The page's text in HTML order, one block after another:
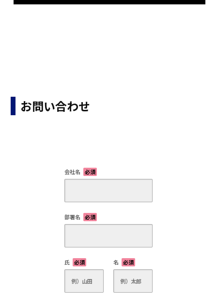
お問い合わせ
会社名 必須
部署名 必須
氏 必須 名 必須